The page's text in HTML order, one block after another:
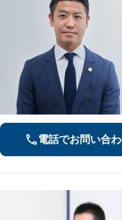
電話でお問い合